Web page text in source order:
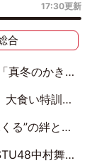
17:30更新
合
をともに“凌”ぐ似た者同士の絆
…盛りだくさんの裏話
龍頭綺音の決意
挑戦は自らの手で